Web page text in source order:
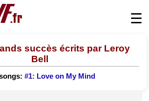
☰
succès écrits par Leroy
Bell
#1: Love on My Mind